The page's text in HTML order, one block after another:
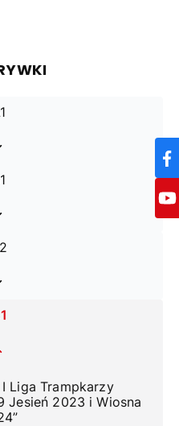
I Liga Trampkarzy
Jesień 2023 i Wiosna